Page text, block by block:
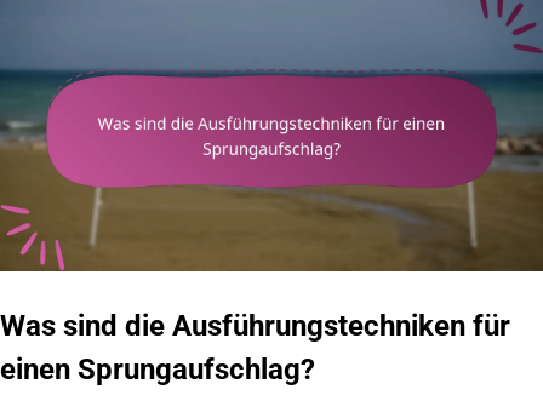
Was sind die Ausführungstechniken für
einen Sprungaufschlag?